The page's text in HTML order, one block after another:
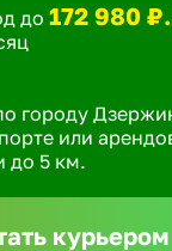
до 172 980 ₽.
городу
или
до 5 км.
курьером